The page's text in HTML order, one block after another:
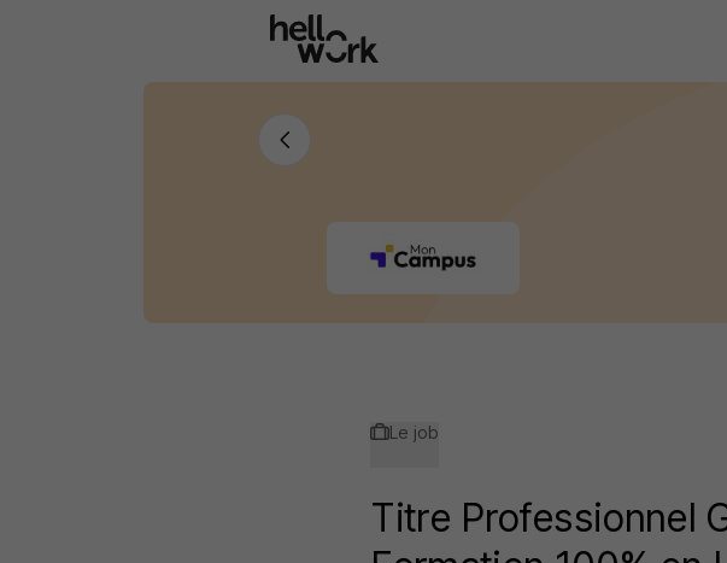
Le job
Titre Professionnel